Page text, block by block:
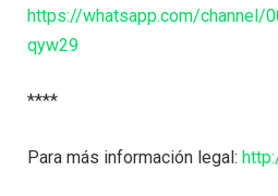
https://whatsapp.com/channel/
qyw29
****
Para más información legal: